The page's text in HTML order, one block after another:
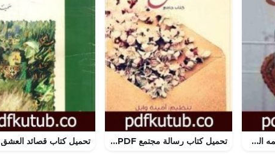
تحميل كتاب عن شيء اسمه الحب PDF تأليف أدهم الشرقاوي مجانا [كامل] تحميل كتاب رسالة مجتمع PDF تأليف مجموعة من المؤلفين مجانا [كامل]